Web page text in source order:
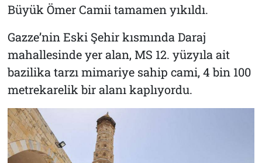
Büyük Ömer Camii tamamen yıkıldı.
Gazze’nin Eski Şehir kısmında Daraj
mahallesinde yer alan, MS 12. yüzyıla ait
bazilika tarzı mimariye sahip cami, 4 bin 100
metrekarelik bir alanı kaplıyordu.